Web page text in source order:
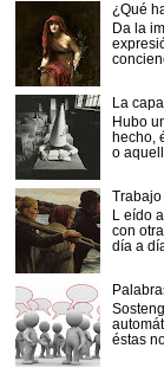
¿Qué
Da la
La
Hubo
hecho,
o
L eído
con
día a
éstas